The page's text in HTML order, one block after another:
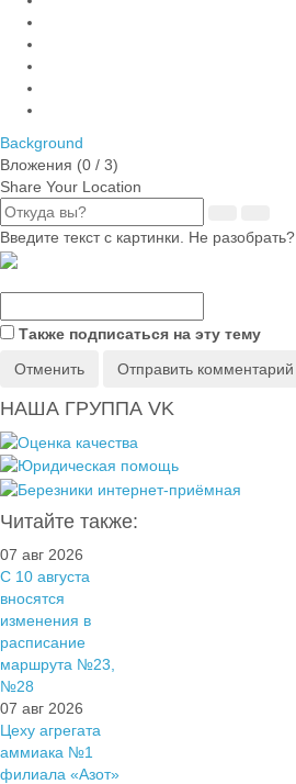
Background
Вложения (0 / 3)
Share Your Location
Введите текст с картинки. Не разобрать?
Также подписаться на эту тему
Отменить
Отправить комментарий
НАША ГРУППА VK
Читайте также:
07 авг 2026
С 10 августа
вносятся
изменения в
расписание
маршрута №23,
№28
07 авг 2026
Цеху агрегата
аммиака №1
филиала «Азот»